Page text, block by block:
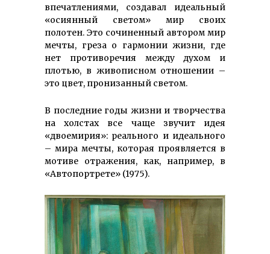
впечатлениями, создавал идеальный
«осиянный светом» мир своих
полотен. Это сочиненный автором мир
мечты, греза о гармонии жизни, где
нет противоречия между духом и
плотью, в живописном отношении –
это цвет, пронизанный светом.
В последние годы жизни и творчества
на холстах все чаще звучит идея
«двоемирия»: реального и идеального
– мира мечты, которая проявляется в
мотиве отражения, как, например, в
«Автопортрете» (1975).